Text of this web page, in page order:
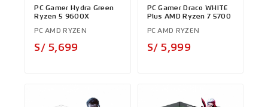
PC Gamer Hydra Green
Ryzen 5 9600X
PC AMD RYZEN
S/ 5,699
PC Gamer Draco WHITE
Plus AMD Ryzen 7 5700
PC AMD RYZEN
S/ 5,999